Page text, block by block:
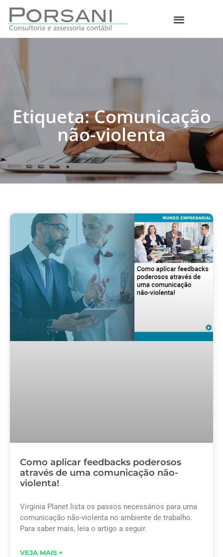
Etiqueta: Comunicação
não-violenta
Como aplicar feedbacks poderosos
através de uma comunicação não-
violenta!
Virginia Planet lista os passos necessários para uma
comunicação não-violenta no ambiente de trabalho.
Para saber mais, leia o artigo a seguir.
VEJA MAIS +